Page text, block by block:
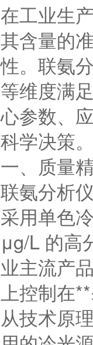
在工业生
其含量的
性。联氨
等维度满
心参数、
科学决策
一、质量
联氨分析
采用单色
μg/L 的高
业主流产
上控制在
从技术原